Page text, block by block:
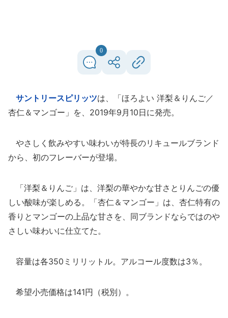
0
サントリースピリッツは、「ほろよい 洋梨＆りんご／
杏仁＆マンゴー」を、2019年9月10日に発売。
やさしく飲みやすい味わいが特長のリキュールブランド
から、初のフレーバーが登場。
「洋梨＆りんご」は、洋梨の華やかな甘さとりんごの優
しい酸味が楽しめる。「杏仁＆マンゴー」は、杏仁特有の
香りとマンゴーの上品な甘さを、同ブランドならではのや
さしい味わいに仕立てた。
容量は各350ミリリットル。アルコール度数は3％。
希望小売価格は141円（税別）。